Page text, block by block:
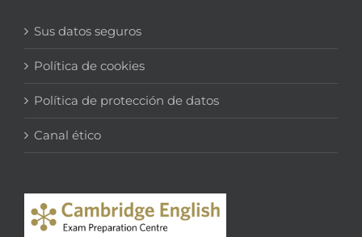
Sus datos seguros
Política de cookies
Política de protección de datos
Canal ético